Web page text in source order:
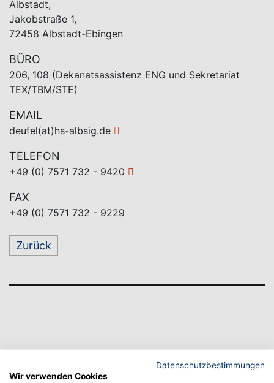
Albstadt,
Jakobstraße 1,
72458 Albstadt-Ebingen
BÜRO
206, 108 (Dekanatsassistenz ENG und Sekretariat
TEX/TBM/STE)
EMAIL
deufel(at)hs-albsig.de
TELEFON
+49 (0) 7571 732 - 9420
FAX
+49 (0) 7571 732 - 9229
Zurück
Datenschutzbestimmungen
Wir verwenden Cookies